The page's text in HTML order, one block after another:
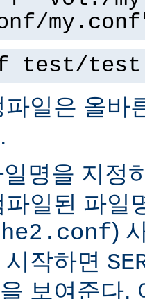
f test/
파일은 올바
일명을 지정
일된 파일
)
작하면
보여준다.